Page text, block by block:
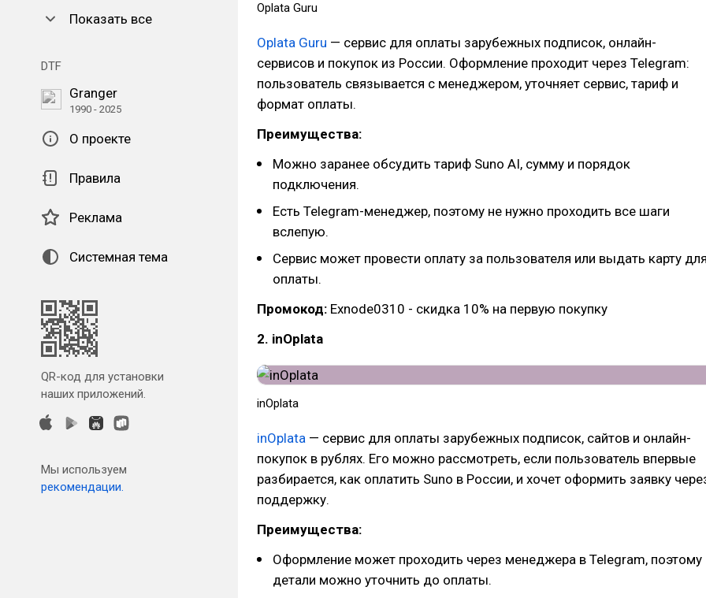
Показать все
DTF
Granger
1990 - 2025
О проекте
Правила
Реклама
Системная тема
QR-код для установки
наших приложений.
Мы используем
рекомендации.
Oplata Guru
Oplata Guru — сервис для оплаты зарубежных подписок, онлайн-
сервисов и покупок из России. Оформление проходит через Telegram:
пользователь связывается с менеджером, уточняет сервис, тариф и
формат оплаты.
Преимущества:
Можно заранее обсудить тариф Suno AI, сумму и порядок
подключения.
Есть Telegram-менеджер, поэтому не нужно проходить все шаги
вслепую.
Сервис может провести оплату за пользователя или выдать карту
оплаты.
Промокод: Exnode0310 - скидка 10% на первую покупку
2. inOplata
inOplata
inOplata — сервис для оплаты зарубежных подписок, сайтов и онлайн-
покупок в рублях. Его можно рассмотреть, если пользователь впервые
разбирается, как оплатить Suno в России, и хочет оформить заявку
поддержку.
Преимущества:
Оформление может проходить через менеджера в Telegram, поэтому
детали можно уточнить до оплаты.